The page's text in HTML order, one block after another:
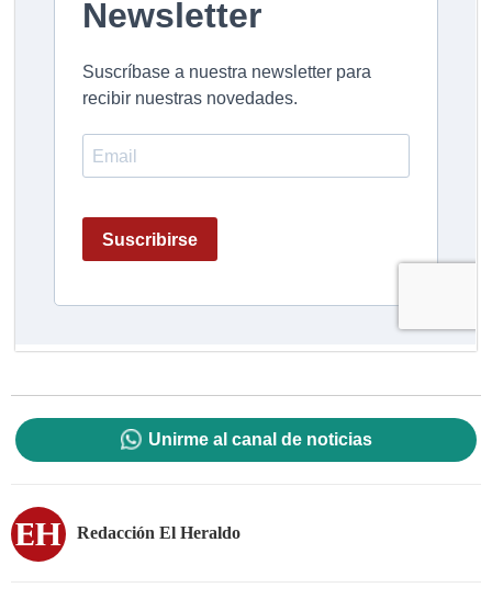
Unirme al canal de noticias
Redacción El Heraldo